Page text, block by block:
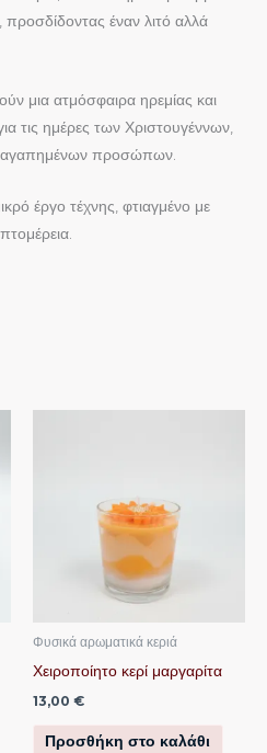
έναν λιτό αλλά
μια ατμόσφαιρα ηρεμίας και
τις ημέρες των Χριστουγέννων,
αγαπημένων προσώπων.
έργο τέχνης, φτιαγμένο με
Φυσικά αρωματικά κεριά
Χειροποίητο κερί μαργαρίτα
13,00 €
Προσθήκη στο καλάθι